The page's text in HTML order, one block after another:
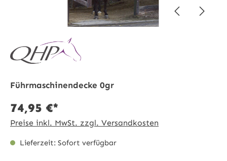
Führmaschinendecke 0gr
74,95 €*
Preise inkl. MwSt. zzgl. Versandkosten
Lieferzeit: Sofort verfügbar